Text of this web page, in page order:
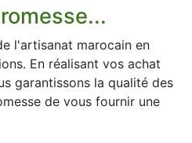
l'artisanat marocain en
En réalisant vos achat
garantissons la qualité des
de vous fournir une